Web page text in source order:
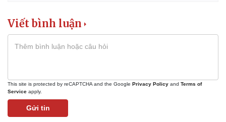
Viết bình luận
This site is protected by reCAPTCHA and the Google Privacy Policy and Terms of
Service apply.
Gửi tin